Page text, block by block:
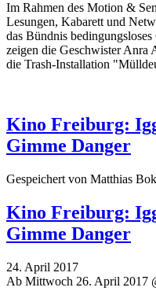
Im Rahmen des Motion &
Lesungen, Kabarett und
das Bündnis
zeigen die Geschwister
die Trash-Installation
Kino Freiburg:
Gimme Danger
Gespeichert von Matthias
Kino Freiburg:
Gimme Danger
24. April 2017
Ab Mittwoch 26. April 2017